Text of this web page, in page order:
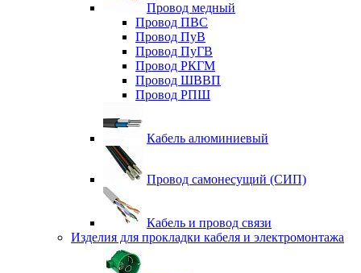
Провод медный
Провод ПВС
Провод ПуВ
Провод ПуГВ
Провод РКГМ
Провод ШВВП
Провод РПШ
Кабель алюминиевый
Провод самонесущий (СИП)
Кабель и провод связи
Изделия для прокладки кабеля и электромонтажа